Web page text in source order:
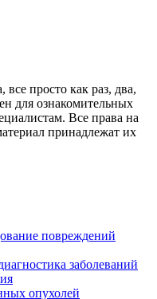
просто как раз, два,
для ознакомительных
Все права на
принадлежат их
повреждений
заболеваний
опухолей